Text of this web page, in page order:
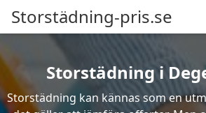
Storstädning-pris.se
Storstädning i
Storstädning kan kännas som en